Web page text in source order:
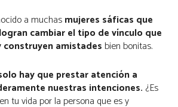
a muchasmujeres sáficas que
cambiar el tipo de vínculo que
construyen amistades bien bonitas.
hay que prestar atención a
nuestras intenciones. ¿Es
tu vida por la persona que es y